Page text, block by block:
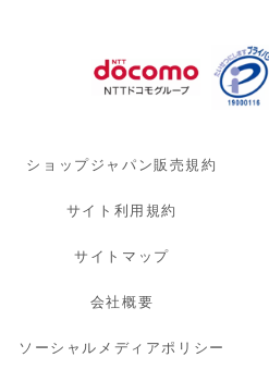
ショップジャパン販売規約
サイト利用規約
サイトマップ
会社概要
ソーシャルメディアポリシー